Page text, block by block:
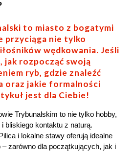
to miasto z bogatymi
przyciąga nie tylko
wędkowania. Jeśli
jak rozpocząć swoją
ryb, gdzie znaleźć
oraz jakie formalności
jest dla Ciebie!
Trybunalskim to nie tylko hobby,
bliskiego kontaktu z naturą.
i lokalne stawy oferują idealne
– zarówno dla początkujących, jak i